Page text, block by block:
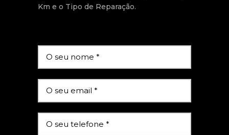
Km e o Tipo de Reparação.